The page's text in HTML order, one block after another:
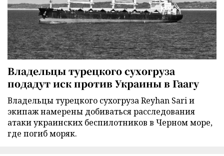
Владельцы турецкого сухогруза
подадут иск против Украины в Гаагу
Владельцы турецкого сухогруза Reyhan Sari и
экипаж намерены добиваться расследования
атаки украинских беспилотников в Черном море,
где погиб моряк.